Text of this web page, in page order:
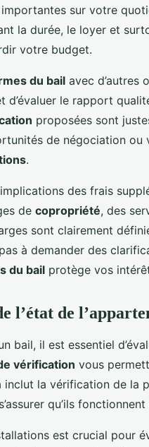
sur votre
la durée, le loyer et
votre budget.
du bail avec d’autres
d’évaluer le rapport
proposées sont
de négociation
.
des frais
de copropriété, des
sont clairement
à demander des
du bail protège vos
l’état de
bail, il est essentiel
vérification vous
inclut la vérification de la
qu’ils
est crucial pour